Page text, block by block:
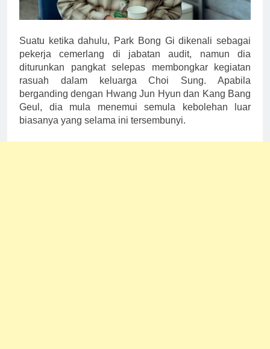
Suatu ketika dahulu, Park Bong Gi dikenali sebagai
pekerja cemerlang di jabatan audit, namun dia
diturunkan pangkat selepas membongkar kegiatan
rasuah dalam keluarga Choi Sung. Apabila
berganding dengan Hwang Jun Hyun dan Kang Bang
Geul, dia mula menemui semula kebolehan luar
biasanya yang selama ini tersembunyi.